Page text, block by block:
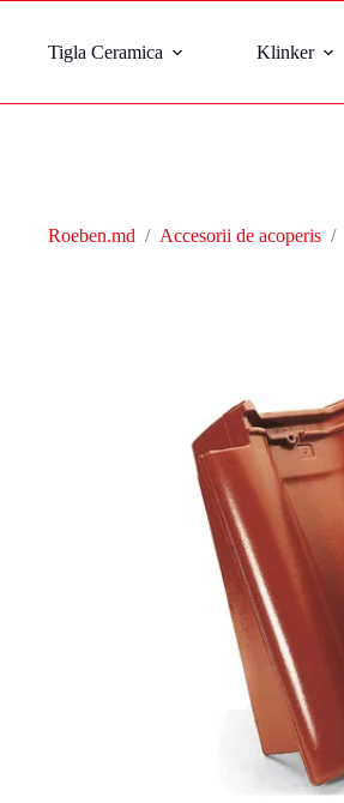
Tigla Ceramica Klinker
Roeben.md / Accesorii de acoperis /